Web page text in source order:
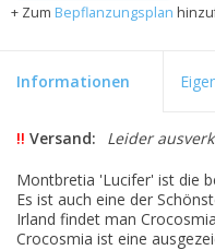
+ Zum Bepflanzungsplan
Informationen
!! Versand:
Leider
Montbretia 'Lucifer' ist die
Es ist auch eine der
Irland findet man
Crocosmia ist eine